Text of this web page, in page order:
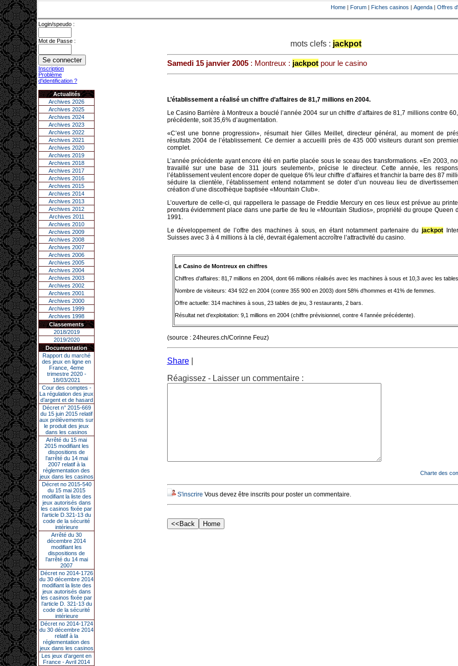
Home | Forum | Fiches casinos | Agenda | Offres
Login/speudo :
Mot de Passe :
Inscription
Problème
d'identification ?
Actualités
Archives 2026
Archives 2025
Archives 2024
Archives 2023
Archives 2022
Archives 2021
Archives 2020
Archives 2019
Archives 2018
Archives 2017
Archives 2016
Archives 2015
Archives 2014
Archives 2013
Archives 2012
Archives 2011
Archives 2010
Archives 2009
Archives 2008
Archives 2007
Archives 2006
Archives 2005
Archives 2004
Archives 2003
Archives 2002
Archives 2001
Archives 2000
Archives 1999
Archives 1998
Classements
2018/2019
2019/2020
Documentation
Rapport du marché
des jeux en ligne en
France, 4eme
trimestre 2020 -
18/03/2021
Cour des comptes -
La régulation des jeux
d’argent et de hasard
Décret n° 2015-669
du 15 juin 2015 relatif
aux prélèvements sur
le produit des jeux
dans les casinos
Arrêté du 15 mai
2015 modifiant les
dispositions de
l’arrêté du 14 mai
2007 relatif à la
réglementation des
jeux dans les casinos
Décret no 2015-540
du 15 mai 2015
modifiant la liste des
jeux autorisés dans
les casinos fixée par
l’article D.321-13 du
code de la sécurité
intérieure
Arrêté du 30
décembre 2014
modifiant les
dispositions de
l’arrêté du 14 mai
2007
Décret no 2014-1726
du 30 décembre 2014
modifiant la liste des
jeux autorisés dans
les casinos fixée par
l’article D. 321-13 du
code de la sécurité
intérieure
Décret no 2014-1724
du 30 décembre 2014
relatif à la
réglementation des
jeux dans les casinos
Les jeux d’argent en
France - Avril 2014
mots clefs : jackpot
Samedi 15 janvier 2005: Montreux : jackpotpour le casino
L’établissement a réalisé un chiffre d’affaires de 81,7 millions en 2004.
Le Casino Barrière à Montreux a bouclé l’année 2004 sur un chiffre d’affaires de 81,7 millions contre
précédente, soit 35,6% d’augmentation.
«C’est une bonne progression», résumait hier Gilles Meillet, directeur général, au moment de
résultats 2004 de l’établissement. Ce dernier a accueilli près de 435 000 visiteurs durant son
complet.
L’année précédente ayant encore été en partie placée sous le sceau des transformations. «En 2003,
travaillé sur une base de 311 jours seulement», précise le directeur. Cette année, les
l’établissement veulent encore doper de quelque 6% leur chiffre d’affaires et franchir la barre des 87
séduire la clientèle, l’établissement entend notamment se doter d’un nouveau lieu de
création d’une discothèque baptisée «Mountain Club».
L’ouverture de celle-ci, qui rappellera le passage de Freddie Mercury en ces lieux est prévue au
prendra évidemment place dans une partie de feu le «Mountain Studios», propriété du groupe Queen
1991.
Le développement de l’offre des machines à sous, en étant notamment partenaire dujackpot
Suisses avec 3 à 4 millions à la clé, devrait également accroître l’attractivité du casino.
Le Casino de Montreux en chiffres
Chiffres d’affaires: 81,7 millions en 2004, dont 66 millions réalisés avec les machines à sous et 10,3 avec les
Nombre de visiteurs: 434 922 en 2004 (contre 355 900 en 2003) dont 58% d’hommes et 41% de femmes.
Offre actuelle: 314 machines à sous, 23 tables de jeu, 3 restaurants, 2 bars.
Résultat net d’exploitation: 9,1 millions en 2004 (chiffre prévisionnel, contre 4 l’année précédente).
(source : 24heures.ch/Corinne Feuz)
Share
Réagissez - Laisser un commentaire :
Charte des
S'inscrire Vous devez être inscrits pour poster un commentaire.